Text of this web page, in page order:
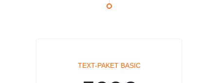
TEXT-PAKET BASIC